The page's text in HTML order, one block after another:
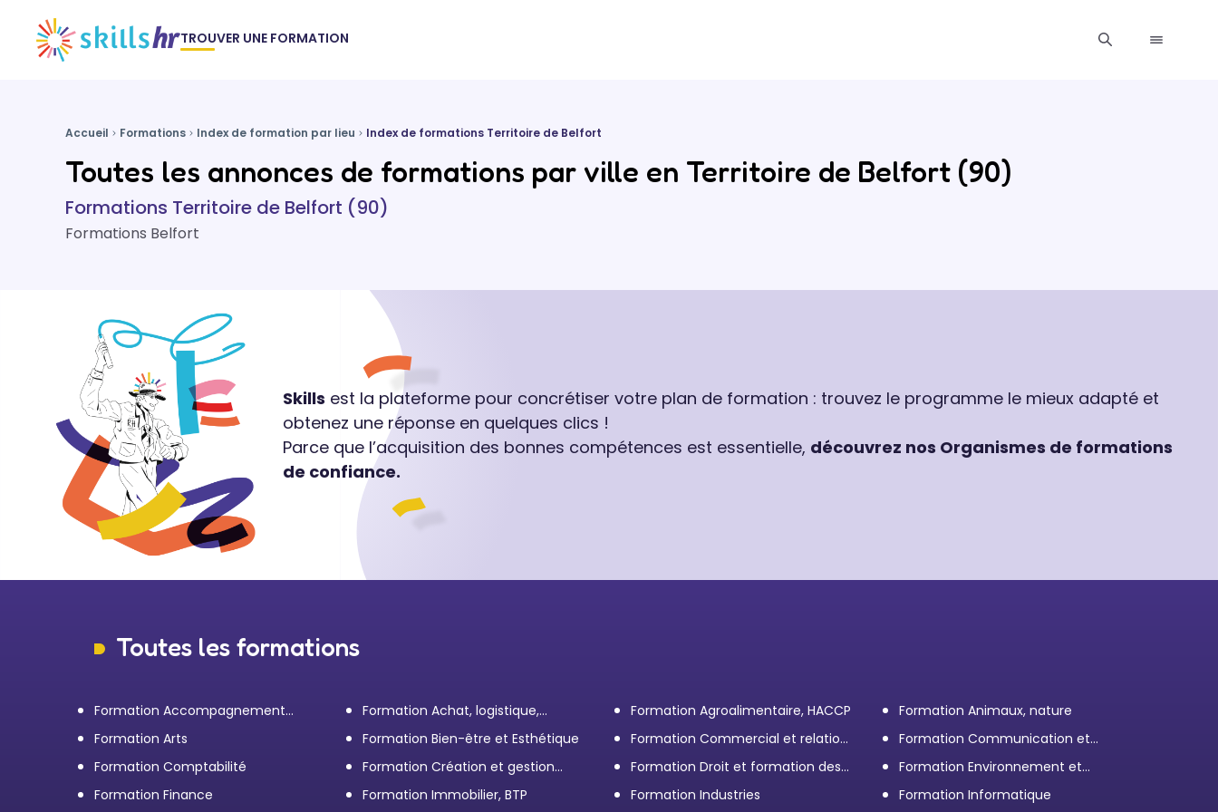
TROUVER UNE FORMATION
Accueil Formations Index de formation par lieu Index de formations Territoire de Belfort
Toutes les annonces de formations par ville en Territoire de Belfort (90)
Formations Territoire de Belfort (90)
Formations Belfort
Skills est la plateforme pour concrétiser votre plan de formation : trouvez le programme le mieux adapté et
obtenez une réponse en quelques clics !
Parce que l’acquisition des bonnes compétences est essentielle, découvrez nos Organismes de formations
de confiance.
Toutes les formations
Formation Accompagnement
personnel et Bilan de
compétences
Formation Achat, logistique,
transport
Formation Agroalimentaire, HACCP
Formation Animaux, nature
Formation Arts
Formation Bien-être et Esthétique
Formation Commercial et relation
client
Formation Communication et
efficacité personnelle et
professionnelle
Formation Comptabilité
Formation Création et gestion
d'entreprise
Formation Droit et formation des
Élus
Formation Environnement et
démarche RSE
Formation Finance Formation Immobilier, BTP Formation Industries Formation Informatique